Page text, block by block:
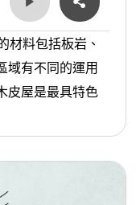
材料包括板岩、
域有不同的運用
皮屋是最具特色